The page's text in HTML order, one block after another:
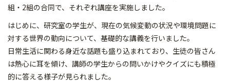
組・2組の合同で、それぞれ講座を実施しました。
はじめに、研究室の学生が、現在の気候変動の状況や環境問題に
対する世界の動向について、基礎的な講義を行いました。
日常生活に関わる身近な話題も盛り込まれており、生徒の皆さん
は熱心に耳を傾け、講師の学生からの問いかけやクイズにも積極
的に答える様子が見られました。